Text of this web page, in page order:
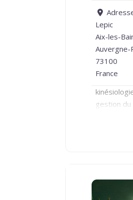
Lepic
Aix-les-
Auvergne-
73100
France
gestion